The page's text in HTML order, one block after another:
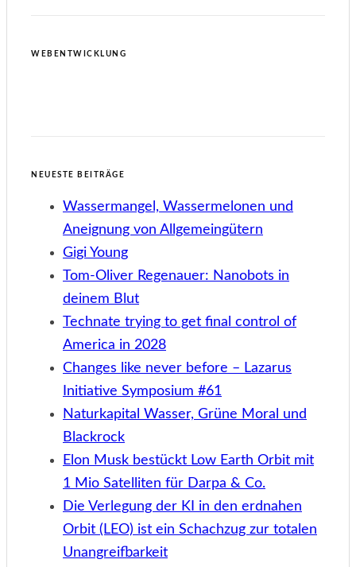
WEBENTWICKLUNG
NEUESTE BEITRÄGE
Wassermangel, Wassermelonen und
Aneignung von Allgemeingütern
Gigi Young
Tom-Oliver Regenauer: Nanobots in
deinem Blut
Technate trying to get final control of
America in 2028
Changes like never before – Lazarus
Initiative Symposium #61
Naturkapital Wasser, Grüne Moral und
Blackrock
Elon Musk bestückt Low Earth Orbit mit
1 Mio Satelliten für Darpa & Co.
Die Verlegung der KI in den erdnahen
Orbit (LEO) ist ein Schachzug zur totalen
Unangreifbarkeit